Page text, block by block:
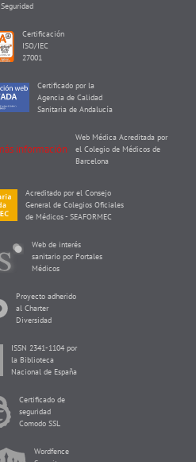
Seguridad
Certificación
ISO/IEC
27001
Certificado por la
Agencia de Calidad
Sanitaria de Andalucía
Web Médica Acreditada por
el Colegio de Médicos de
Barcelona
Acreditado por el Consejo
General de Colegios Oficiales
de Médicos - SEAFORMEC
Web de interés
sanitario por Portales
Médicos
Proyecto adherido
al Charter
Diversidad
ISSN 2341-1104 por
la Biblioteca
Nacional de España
Certificado de
seguridad
Comodo SSL
Wordfence